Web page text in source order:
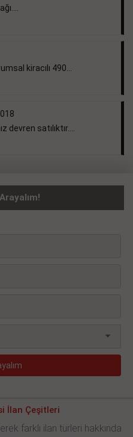
kiracılı 490...
devren satılıktır....
İlan Çeşitleri
farklı ilan türleri hakkında